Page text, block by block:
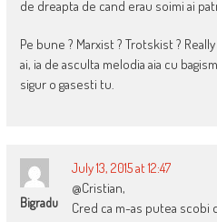
de dreapta de cand erau soimi ai
Pe bune ? Marxist ? Trotskist ?
ai, ia de asculta melodia aia cu
sigur o gasesti tu.
Bigradu
July 13, 2015 at 12:47
@Cristian,
Cred ca m-as putea